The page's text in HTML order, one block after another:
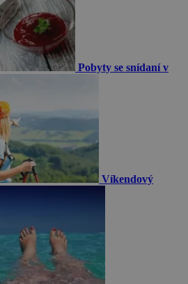
Pobyty se snídaní v
Víkendový